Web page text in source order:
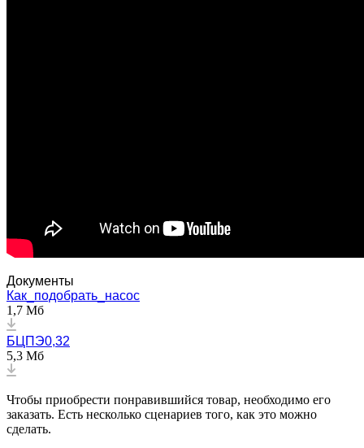
Документы
Как_подобрать_насос
1,7 Мб
БЦПЭ0,32
5,3 Мб
Чтобы приобрести понравившийся товар, необходимо его
заказать. Есть несколько сценариев того, как это можно
сделать.